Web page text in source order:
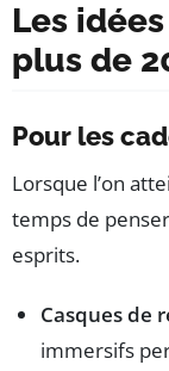
Les
plus de
Pour les
Lorsque l’on
temps de
esprits.
Casques de
immersifs